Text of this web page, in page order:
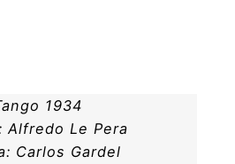
1934
Alfredo Le Pera
Carlos Gardel